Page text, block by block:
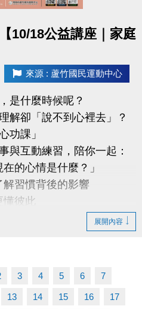
10/18公益講座｜家庭
來源 : 蘆竹國民運動中心
是什麼時候呢？
解卻「說不到心裡去」？
功課」
與互動練習，陪你一起：
的心情是什麼？」
習慣背後的影響
彼此
諮商所 — 實習諮商心理師
49號）
展開內容
3 4 5 6 7
13 14 15 16 17